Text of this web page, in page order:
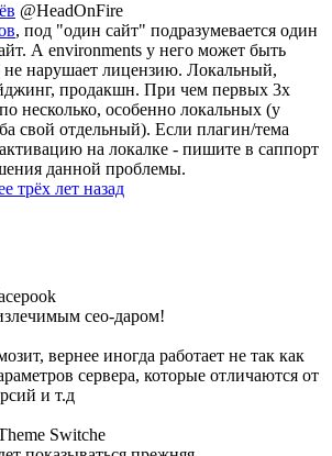
@HeadOnFire
, под "один сайт" подразумевается один
А environments у него может быть
не нарушает лицензию. Локальный,
продакшн. При чем первых 3х
несколько, особенно локальных (у
свой отдельный). Если плагин/тема
активацию на локалке - пишите в саппорт
данной проблемы.
трёх лет назад
сео-даром!
вернее иногда работает не так как
сервера, которые отличаются от
и т.д
Switche